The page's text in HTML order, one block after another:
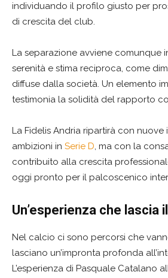
individuando il profilo giusto per
di crescita del club.
La separazione avviene comunque
serenità e stima reciproca, come
diffuse dalla società. Un elemento
testimonia la solidità del rapporto
La Fidelis Andria ripartirà con nuove
ambizioni in Serie D, ma con la
contribuito alla crescita
oggi pronto per il palcoscenico
Un’esperienza che lascia
Nel calcio ci sono percorsi che
lasciano un’impronta profonda
L’esperienza di Pasquale Catalano